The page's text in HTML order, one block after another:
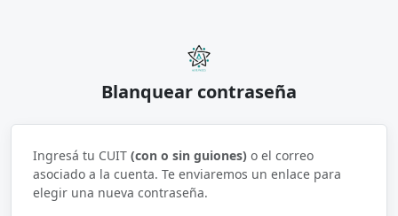
Blanquear contraseña
Ingresá tu CUIT (con o sin guiones) o el correo
asociado a la cuenta. Te enviaremos un enlace para
elegir una nueva contraseña.